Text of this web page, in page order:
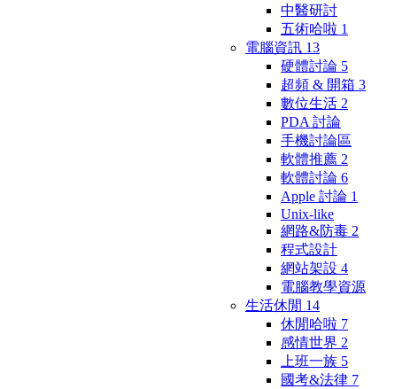
中醫研討
五術哈啦 1
電腦資訊 13
硬體討論 5
超頻 & 開箱 3
數位生活 2
PDA 討論
手機討論區
軟體推薦 2
軟體討論 6
Apple 討論 1
Unix-like
網路&防毒 2
程式設計
網站架設 4
電腦教學資源
生活休閒 14
休閒哈啦 7
感情世界 2
上班一族 5
國考&法律 7